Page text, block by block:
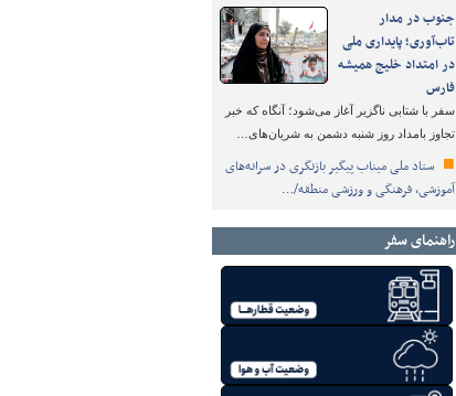
جنوب در مدار
تاب‌آوری؛ پایداری ملی
در امتداد خلیج همیشه
فارس
سفر با شتابی ناگزیر آغاز می‌شود؛ آنگاه که خبر
تجاوز بامداد روز شنبه دشمن به شریان‌های…
ستاد ملی میناب پیگیر بازنگری در سرانه‌های
آموزشی، فرهنگی و ورزشی منطقه/…
راهنمای سفر